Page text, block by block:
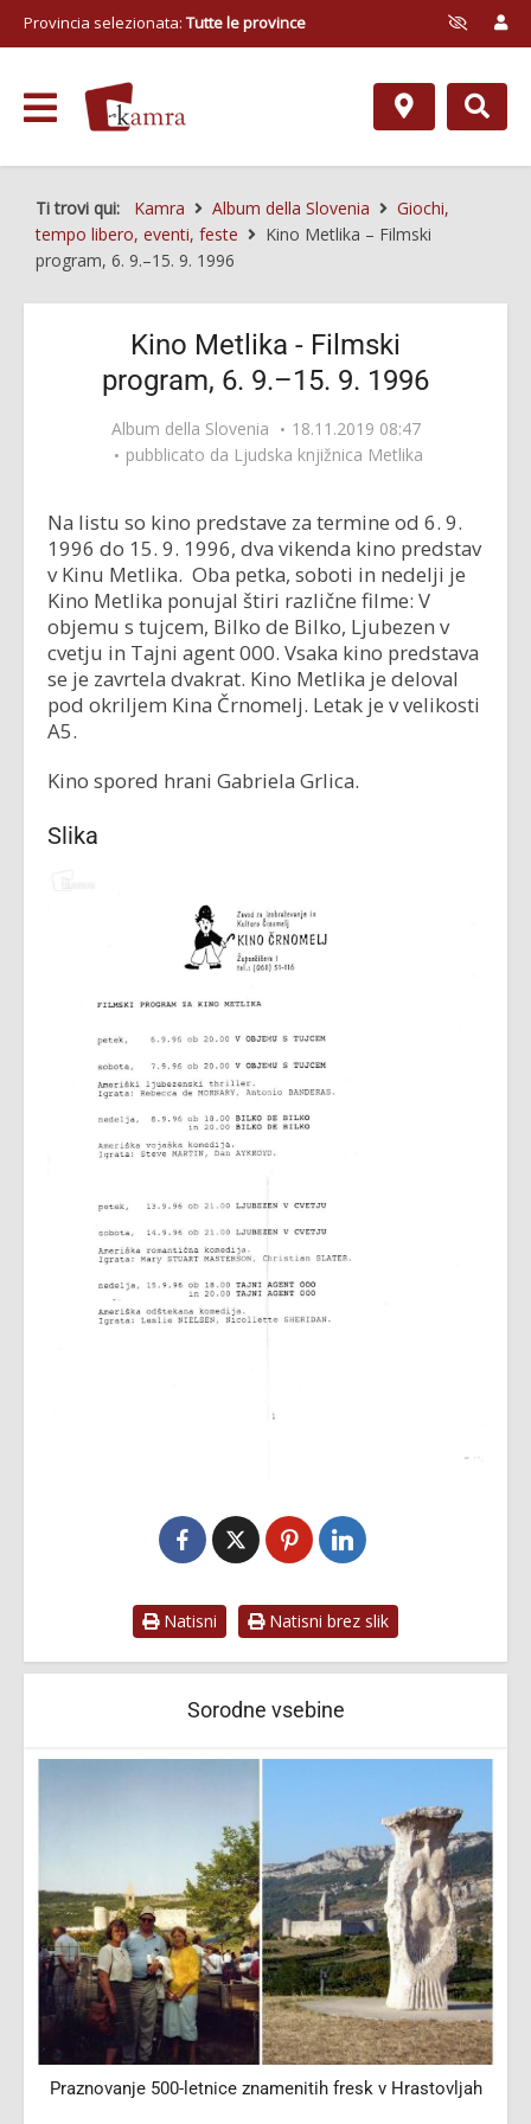
Provincia selezionata: Tutte le province
Ti trovi qui: Kamra Album della Slovenia
Giochi,
tempo libero, eventi, feste
Kino Metlika – Filmski
program, 6. 9.–15. 9. 1996
Kino Metlika - Filmski
program, 6. 9.–15. 9. 1996
Album della Slovenia
18.11.2019 08:47
pubblicato da Ljudska knjižnica Metlika
Na listu so kino predstave za termine od 6. 9.
1996 do 15. 9. 1996, dva vikenda kino predstav
v Kinu Metlika. Oba petka, soboti in nedelji je
Kino Metlika ponujal štiri različne filme: V
objemu s tujcem, Bilko de Bilko, Ljubezen v
cvetju in Tajni agent 000. Vsaka kino predstava
se je zavrtela dvakrat. Kino Metlika je deloval
pod okriljem Kina Črnomelj. Letak je v velikosti
A5.
Kino spored hrani Gabriela Grlica.
Slika
Natisni Natisni brez slik
Sorodne vsebine
Praznovanje 500-letnice znamenitih fresk v Hrastovljah